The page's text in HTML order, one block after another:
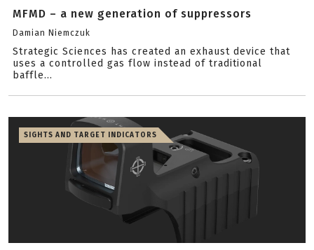
MFMD – a new generation of suppressors
Damian Niemczuk
Strategic Sciences has created an exhaust device that
uses a controlled gas flow instead of traditional
baffle...
SIGHTS AND TARGET INDICATORS